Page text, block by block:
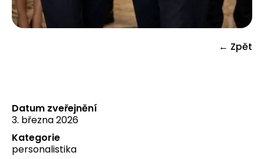
← Zpět
Datum zveřejnění
3. března 2026
Kategorie
personalistika